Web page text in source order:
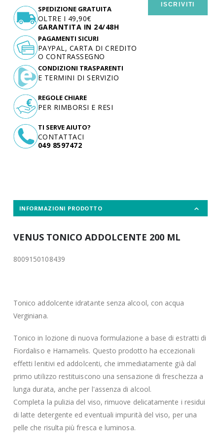
ISCRIVITI
SPEDIZIONE GRATUITA
OLTRE I 49,90€
GARANTITA IN 24/48H
TI SERVE AIUTO?
CONTATTACI
049 8597472
PAGAMENTI SICURI
PAYPAL, CARTA DI CREDITO
O CONTRASSEGNO
CONDIZIONI TRASPARENTI
E TERMINI DI SERVIZIO
REGOLE CHIARE
PER RIMBORSI E RESI
INFORMAZIONI PRODOTTO
VENUS TONICO ADDOLCENTE 200 ML
8009150108439
Tonico addolcente idratante senza alcool, con acqua
Verginiana.
Tonico in lozione di nuova formulazione a base di estratti di
Fiordaliso e Hamamelis. Questo prodotto ha eccezionali
effetti lenitivi ed addolcenti, che immediatamente già dal
primo utilizzo restituiscono una sensazione di freschezza a
lunga durata, anche per l'assenza di alcool.
Completa la pulizia del viso, rimuove delicatamente i residui
di latte detergente ed eventuali impurità del viso, per una
pelle che risulta più fresca e luminosa.